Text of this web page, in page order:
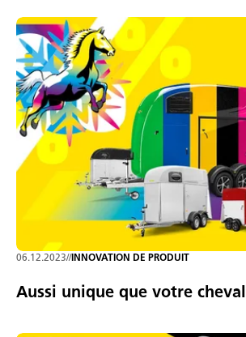
06.12.2023//INNOVATION DE PRODUIT
Aussi unique que votre cheval